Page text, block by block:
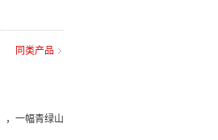
同类产品
，一幅青绿山